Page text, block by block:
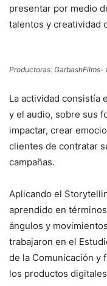
presentar por medio
talentos y creatividad
Productoras: GarbashFilms-
La actividad consistía
y el audio, sobre sus
impactar, crear
clientes de contratar
campañas.
Aplicando el
aprendido en
ángulos y
trabajaron en el
de la Comunicación y
los productos